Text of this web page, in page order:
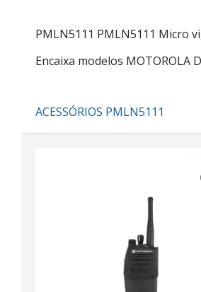
PMLN5111 PMLN5111 Micro
Encaixa modelos MOTOROLA
ACESSÓRIOS PMLN5111